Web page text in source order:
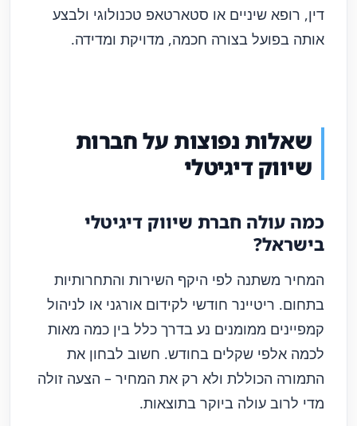
דין, רופא שיניים או סטארטאפ טכנולוגי ולבצע
אותה בפועל בצורה חכמה, מדויקת ומדידה.
שאלות נפוצות על חברות
שיווק דיגיטלי
כמה עולה חברת שיווק דיגיטלי
בישראל?
המחיר משתנה לפי היקף השירות והתחרותיות
בתחום. ריטיינר חודשי לקידום אורגני או לניהול
קמפיינים ממומנים נע בדרך כלל בין כמה מאות
לכמה אלפי שקלים בחודש. חשוב לבחון את
התמורה הכוללת ולא רק את המחיר – הצעה זולה
מדי לרוב עולה ביוקר בתוצאות.